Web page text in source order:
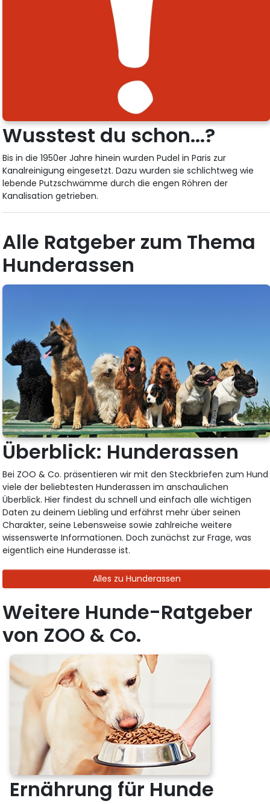
Wusstest du schon...?
Bis in die 1950er Jahre hinein wurden Pudel in Paris zur
Kanalreinigung eingesetzt. Dazu wurden sie schlichtweg wie
lebende Putzschwämme durch die engen Röhren der
Kanalisation getrieben.
Alle Ratgeber zum Thema
Hunderassen
Überblick: Hunderassen
Bei ZOO & Co. präsentieren wir mit den Steckbriefen zum Hund
viele der beliebtesten Hunderassen im anschaulichen
Überblick. Hier findest du schnell und einfach alle wichtigen
Daten zu deinem Liebling und erfährst mehr über seinen
Charakter, seine Lebensweise sowie zahlreiche weitere
wissenswerte Informationen. Doch zunächst zur Frage, was
eigentlich eine Hunderasse ist.
Alles zu Hunderassen
Weitere Hunde-Ratgeber
von ZOO & Co.
Ernährung für Hunde